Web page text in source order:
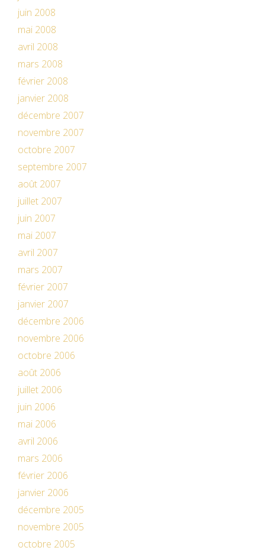
juin 2008
mai 2008
avril 2008
mars 2008
février 2008
janvier 2008
décembre 2007
novembre 2007
octobre 2007
septembre 2007
août 2007
juillet 2007
juin 2007
mai 2007
avril 2007
mars 2007
février 2007
janvier 2007
décembre 2006
novembre 2006
octobre 2006
août 2006
juillet 2006
juin 2006
mai 2006
avril 2006
mars 2006
février 2006
janvier 2006
décembre 2005
novembre 2005
octobre 2005